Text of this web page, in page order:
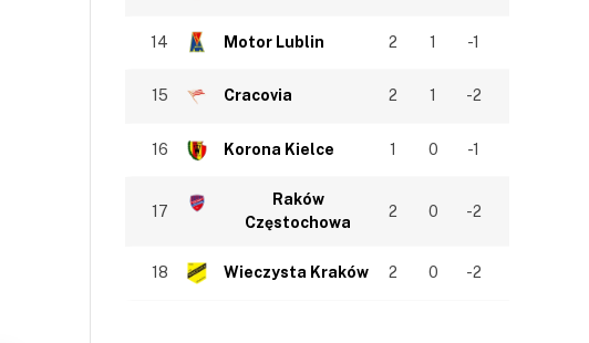
14 Motor Lublin 2 1 -1
15 Cracovia 2 1 -2
16 Korona Kielce 1 0 -1
17
Raków
Częstochowa
2 0 -2
18 Wieczysta Kraków 2 0 -2